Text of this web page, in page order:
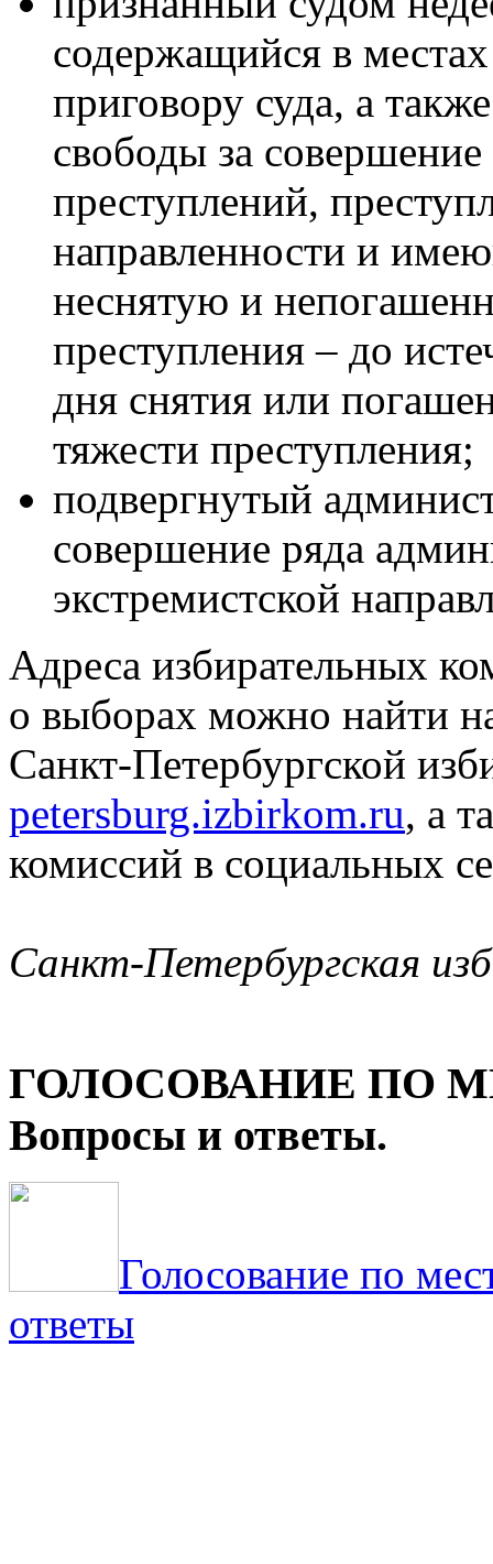
содержащийся в
приговору суда, а
свободы за
преступлений,
направленности и
неснятую и
преступления – до
дня снятия или
тяжести преступления;
подвергнутый
совершение ряда
экстремистской
Адреса избирательных
о выборах можно найти
Санкт-Петербургской
petersburg.izbirkom.ru, а
комиссий в социальных
Санкт-Петербургская
ГОЛОСОВАНИЕ ПО
Вопросы и ответы.
Голосование по
ответы